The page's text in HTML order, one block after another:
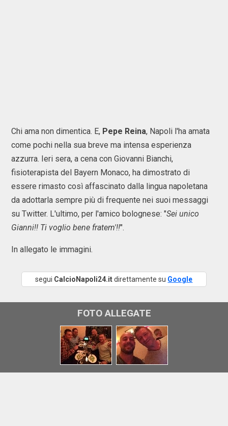
Chi ama non dimentica. E, Pepe Reina, Napoli l'ha amata
come pochi nella sua breve ma intensa esperienza
azzurra. Ieri sera, a cena con Giovanni Bianchi,
fisioterapista del Bayern Monaco, ha dimostrato di
essere rimasto così affascinato dalla lingua napoletana
da adottarla sempre più di frequente nei suoi messaggi
su Twitter. L'ultimo, per l'amico bolognese: "Sei unico
Gianni!! Ti voglio bene fratem'!!".
In allegato le immagini.
segui CalcioNapoli24.itdirettamente su Google
FOTO ALLEGATE